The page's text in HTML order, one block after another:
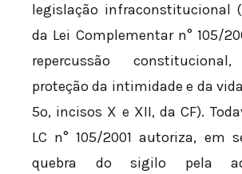
legislação infraconstitucional
da Lei Complementar n° 105/
repercussão
proteção da intimidade e da
5º, incisos X e XII, da CF).
LC n° 105/2001 autoriza, em
quebra do sigilo pela